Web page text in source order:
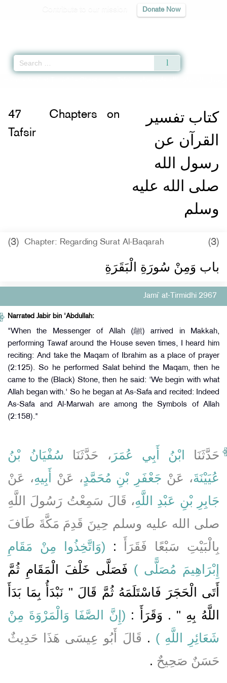
Donate Now
كتاب تفسير
القرآن عن
رسول الله
صلى الله عليه
وسلم
47
Chapters on
Tafsir
(3) Chapter: Regarding Surat Al-Baqarah (3)
باب وَمِنْ سُورَةِ الْبَقَرَةِ ‏‏
Jami` at-Tirmidhi 2967
Narrated Jabir bin 'Abdullah:
"When the Messenger of Allah (ﷺ) arrived in Makkah,
performing Tawaf around the House seven times, I heard him
reciting: And take the Maqam of Ibrahim as a place of prayer
(2:125). So he performed Salat behind the Maqam, then he
came to the (Black) Stone, then he said: 'We begin with what
Allah began with.' So he began at As-Safa and recited: Indeed
As-Safa and Al-Marwah are among the Symbols of Allah
(2:158)."
حَدَّثَنَا ابْنُ أَبِي عُمَرَ ، حَدَّثَنَا سُفْيَانُ بْنُ
عُيَيْنَةَ، عَنْ جَعْفَرِ بْنِ مُحَمَّدٍ، عَنْ أَبِيهِ، عَنْ
جَابِرِ بْنِ عَبْدِ اللَّهِ، قَالَ سَمِعْتُ رَسُولَ اللَّهِ
صلى الله عليه وسلم حِينَ قَدِمَ مَكَّةَ طَافَ
بِالْبَيْتِ سَبْعًا فَقَرَأَ
‏:‏ ‏‏ (‏وَاتَّخِذُوا مِنْ مَقَامِ
إِبْرَاهِيمَ مُصَلًّى ‏) ‏ فَصَلَّى خَلْفَ الْمَقَامِ ثُمَّ
أَتَى الْحَجَرَ فَاسْتَلَمَهُ ثُمَّ قَالَ ‏"‏ نَبْدَأُ بِمَا بَدَأَ
اللَّهُ بِهِ ‏"‏ ‏.‏ وَقَرَأَ ‏:‏ ‏‏ (‏إِنَّ الصَّفَا وَالْمَرْوَةَ مِنْ
شَعَائِرِ اللَّهِ ‏) ‏ ‏.‏ قَالَ أَبُو عِيسَى هَذَا حَدِيثٌ
حَسَنٌ صَحِيحٌ ‏.‏